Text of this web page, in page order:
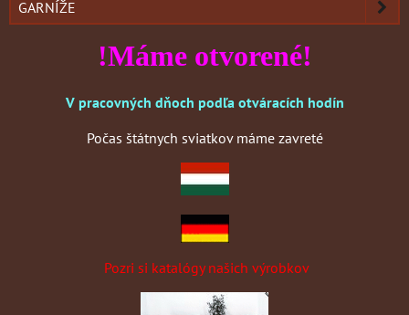
GARNÍŽE
!Máme otvorené!
V pracovných dňoch podľa otváracích hodín
Počas štátnych sviatkov máme zavreté
Pozri si katalógy našich výrobkov